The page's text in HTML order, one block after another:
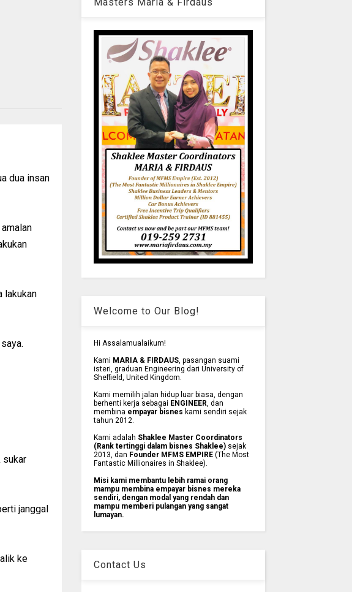
dua insan
lakukan
sukar
janggal
ke
Welcome to Our Blog!
Hi Assalamualaikum!
Kami MARIA & FIRDAUS, pasangan suami
isteri, graduan Engineering dari University of
Sheffield, United Kingdom.
Kami memilih jalan hidup luar biasa, dengan
berhenti kerja sebagai ENGINEER, dan
membina empayar bisnes kami sendiri sejak
tahun 2012.
Kami adalah Shaklee Master Coordinators
(Rank tertinggi dalam bisnes Shaklee)sejak
2013, dan Founder MFMS EMPIRE(The Most
Fantastic Millionaires in Shaklee).
Misi kami membantu lebih ramai orang
mampu membina empayar bisnes mereka
sendiri, dengan modal yang rendah dan
mampu memberi pulangan yang sangat
lumayan.
Contact Us